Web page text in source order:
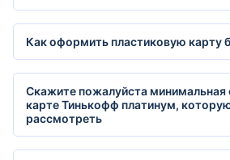
Как оформить пластиковую карту
Скажите пожалуйста минимальная
карте Тинькофф платинум,
рассмотреть